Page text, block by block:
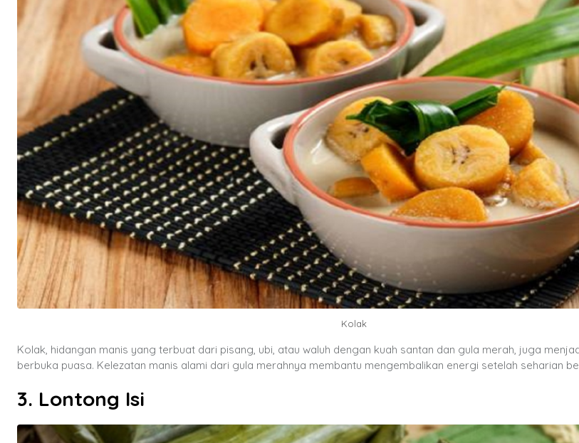
Kolak
Kolak, hidangan manis yang terbuat dari pisang, ubi, atau waluh dengan kuah santan dan gula merah, juga
berbuka puasa. Kelezatan manis alami dari gula merahnya membantu mengembalikan energi setelah seharian
3. Lontong Isi